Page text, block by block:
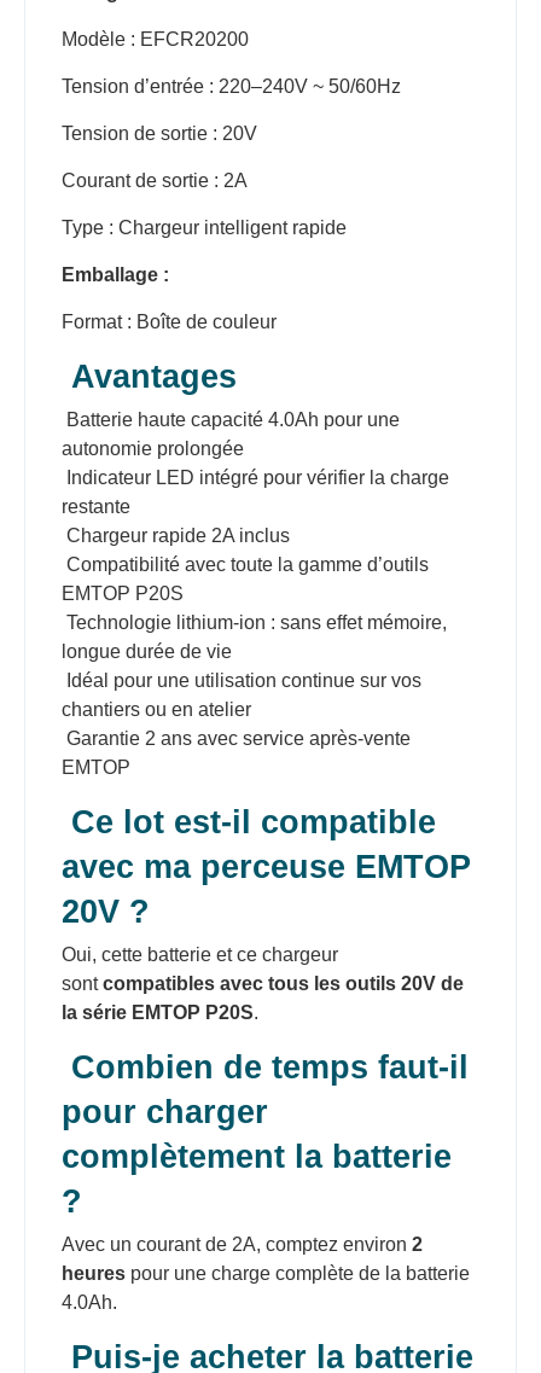
Modèle : EFCR20200
Tension d’entrée : 220–240V ~ 50/60Hz
Tension de sortie : 20V
Courant de sortie : 2A
Type : Chargeur intelligent rapide
Emballage :
Format : Boîte de couleur
Avantages
Batterie haute capacité 4.0Ah pour une
autonomie prolongée
Indicateur LED intégré pour vérifier la charge
restante
Chargeur rapide 2A inclus
Compatibilité avec toute la gamme d’outils
EMTOP P20S
Technologie lithium-ion : sans effet mémoire,
longue durée de vie
Idéal pour une utilisation continue sur vos
chantiers ou en atelier
Garantie 2 ans avec service après-vente
EMTOP
Ce lot est-il compatible
avec ma perceuse EMTOP
20V ?
Oui, cette batterie et ce chargeur
sontcompatibles avec tous les outils 20V de
la série EMTOP P20S.
Combien de temps faut-il
pour charger
complètement la batterie
?
Avec un courant de 2A, comptez environ 2
heures pour une charge complète de la batterie
4.0Ah.
Puis-je acheter la batterie